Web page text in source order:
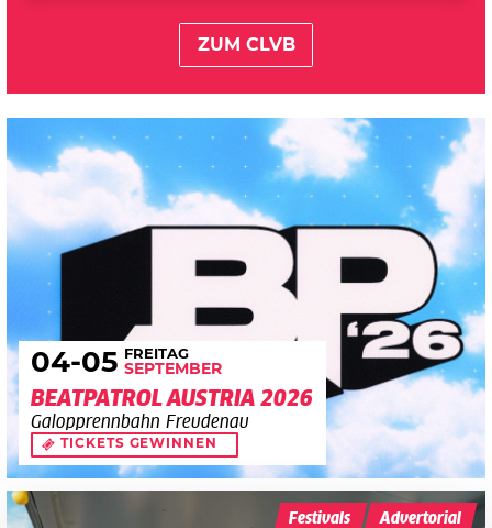
ZUM CLVB
04-05 FREITAG
SEPTEMBER
BEATPATROL AUSTRIA 2026
Galopprennbahn Freudenau
TICKETS GEWINNEN
Festivals Advertorial